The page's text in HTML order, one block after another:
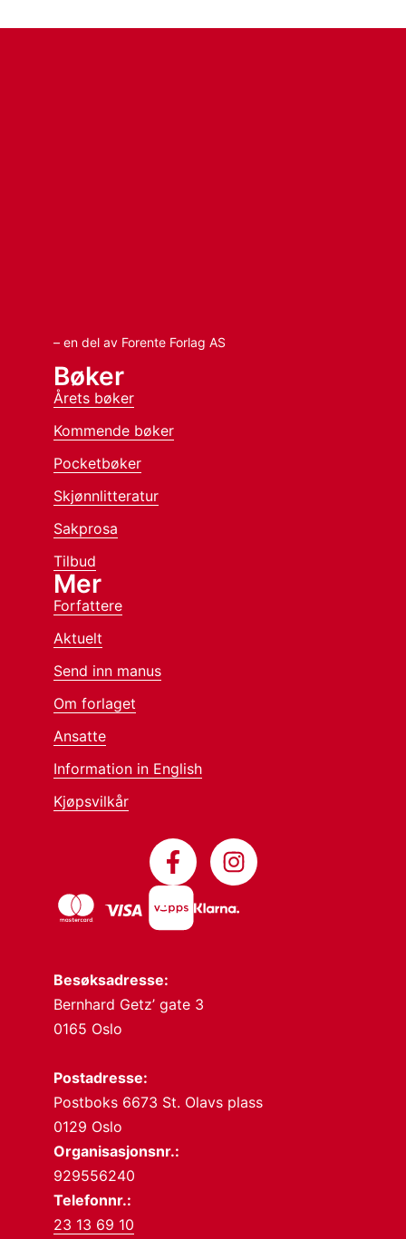
– en del av Forente Forlag AS
Besøksadresse:
Bernhard Getz’ gate 3
0165 Oslo
Postadresse:
Postboks 6673 St. Olavs plass
0129 Oslo
Organisasjonsnr.:
929556240
Telefonnr.:
23 13 69 10
Bøker
Årets bøker
Kommende bøker
Pocketbøker
Skjønnlitteratur
Sakprosa
Tilbud
Mer
Forfattere
Aktuelt
Send inn manus
Om forlaget
Ansatte
Information in English
Kjøpsvilkår